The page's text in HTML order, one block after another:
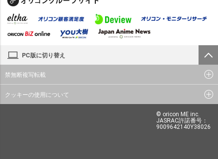
PC版に切り替え
禁無断複写転載
クッキーの使用について
© oricon ME inc.
JASRAC許諾番号：
9009642140Y38026